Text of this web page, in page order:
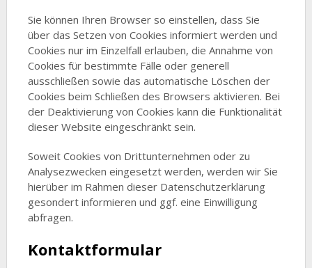
Sie können Ihren Browser so einstellen, dass Sie
über das Setzen von Cookies informiert werden und
Cookies nur im Einzelfall erlauben, die Annahme von
Cookies für bestimmte Fälle oder generell
ausschließen sowie das automatische Löschen der
Cookies beim Schließen des Browsers aktivieren. Bei
der Deaktivierung von Cookies kann die Funktionalität
dieser Website eingeschränkt sein.
Soweit Cookies von Drittunternehmen oder zu
Analysezwecken eingesetzt werden, werden wir Sie
hierüber im Rahmen dieser Datenschutzerklärung
gesondert informieren und ggf. eine Einwilligung
abfragen.
Kontaktformular